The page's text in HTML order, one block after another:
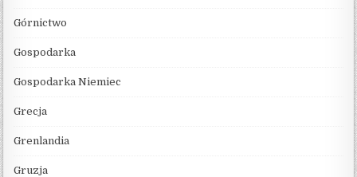
Górnictwo
Gospodarka
Gospodarka Niemiec
Grecja
Grenlandia
Gruzja